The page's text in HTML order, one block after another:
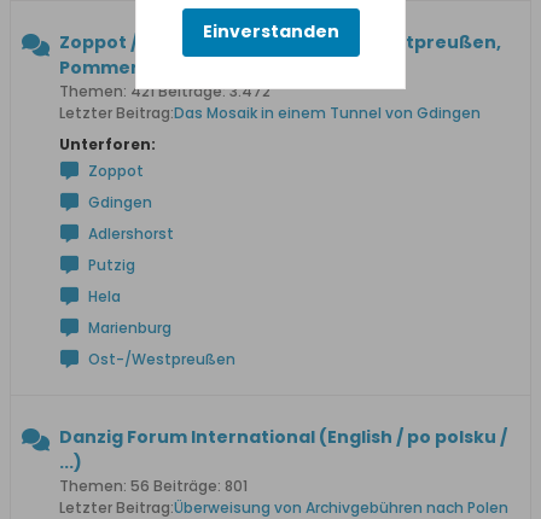
Zoppot / Sopot, Gdingen / Ost- u. Westpreußen,
Pommern
Themen: 421 Beiträge: 3.472
Letzter Beitrag:Das Mosaik in einem Tunnel von Gdingen
Unterforen:
Zoppot
Gdingen
Adlershorst
Putzig
Hela
Marienburg
Ost-/Westpreußen
Danzig Forum International (English / po polsku /
...)
Themen: 56 Beiträge: 801
Letzter Beitrag:Überweisung von Archivgebühren nach Polen
Einverstanden